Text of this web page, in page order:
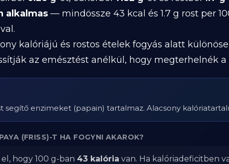
alkalmas — mindössze 43 kcal és 1.7 g rost per
kalóriájú és rostos ételek fogyás alatt
az emésztést anélkül, hogy megterhelnék
segítő enzimeket (papain) tartalmaz. Alacsony
(FRISS)-T HA FOGYNI AKAROK?
hogy 100 g-ban 43 kalória van. Ha kalóriadeficitben